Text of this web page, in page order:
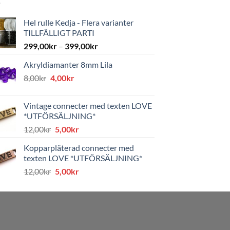
Hel rulle Kedja - Flera varianter
TILLFÄLLIGT PARTI
299,00kr – 399,00kr
Akryldiamanter 8mm Lila
8,00kr Det
var:
8,00kr.
4,00krDet
är:
4,00kr.
Vintage connecter med texten LOVE
*UTFÖRSÄLJNING*
12,00kr Det
priset
var:
12,00kr.
5,00krDet
priset
är:
5,00kr.
Kopparpläterad connecter med
texten LOVE *UTFÖRSÄLJNING*
12,00kr Det
priset
5,00krDet
priset